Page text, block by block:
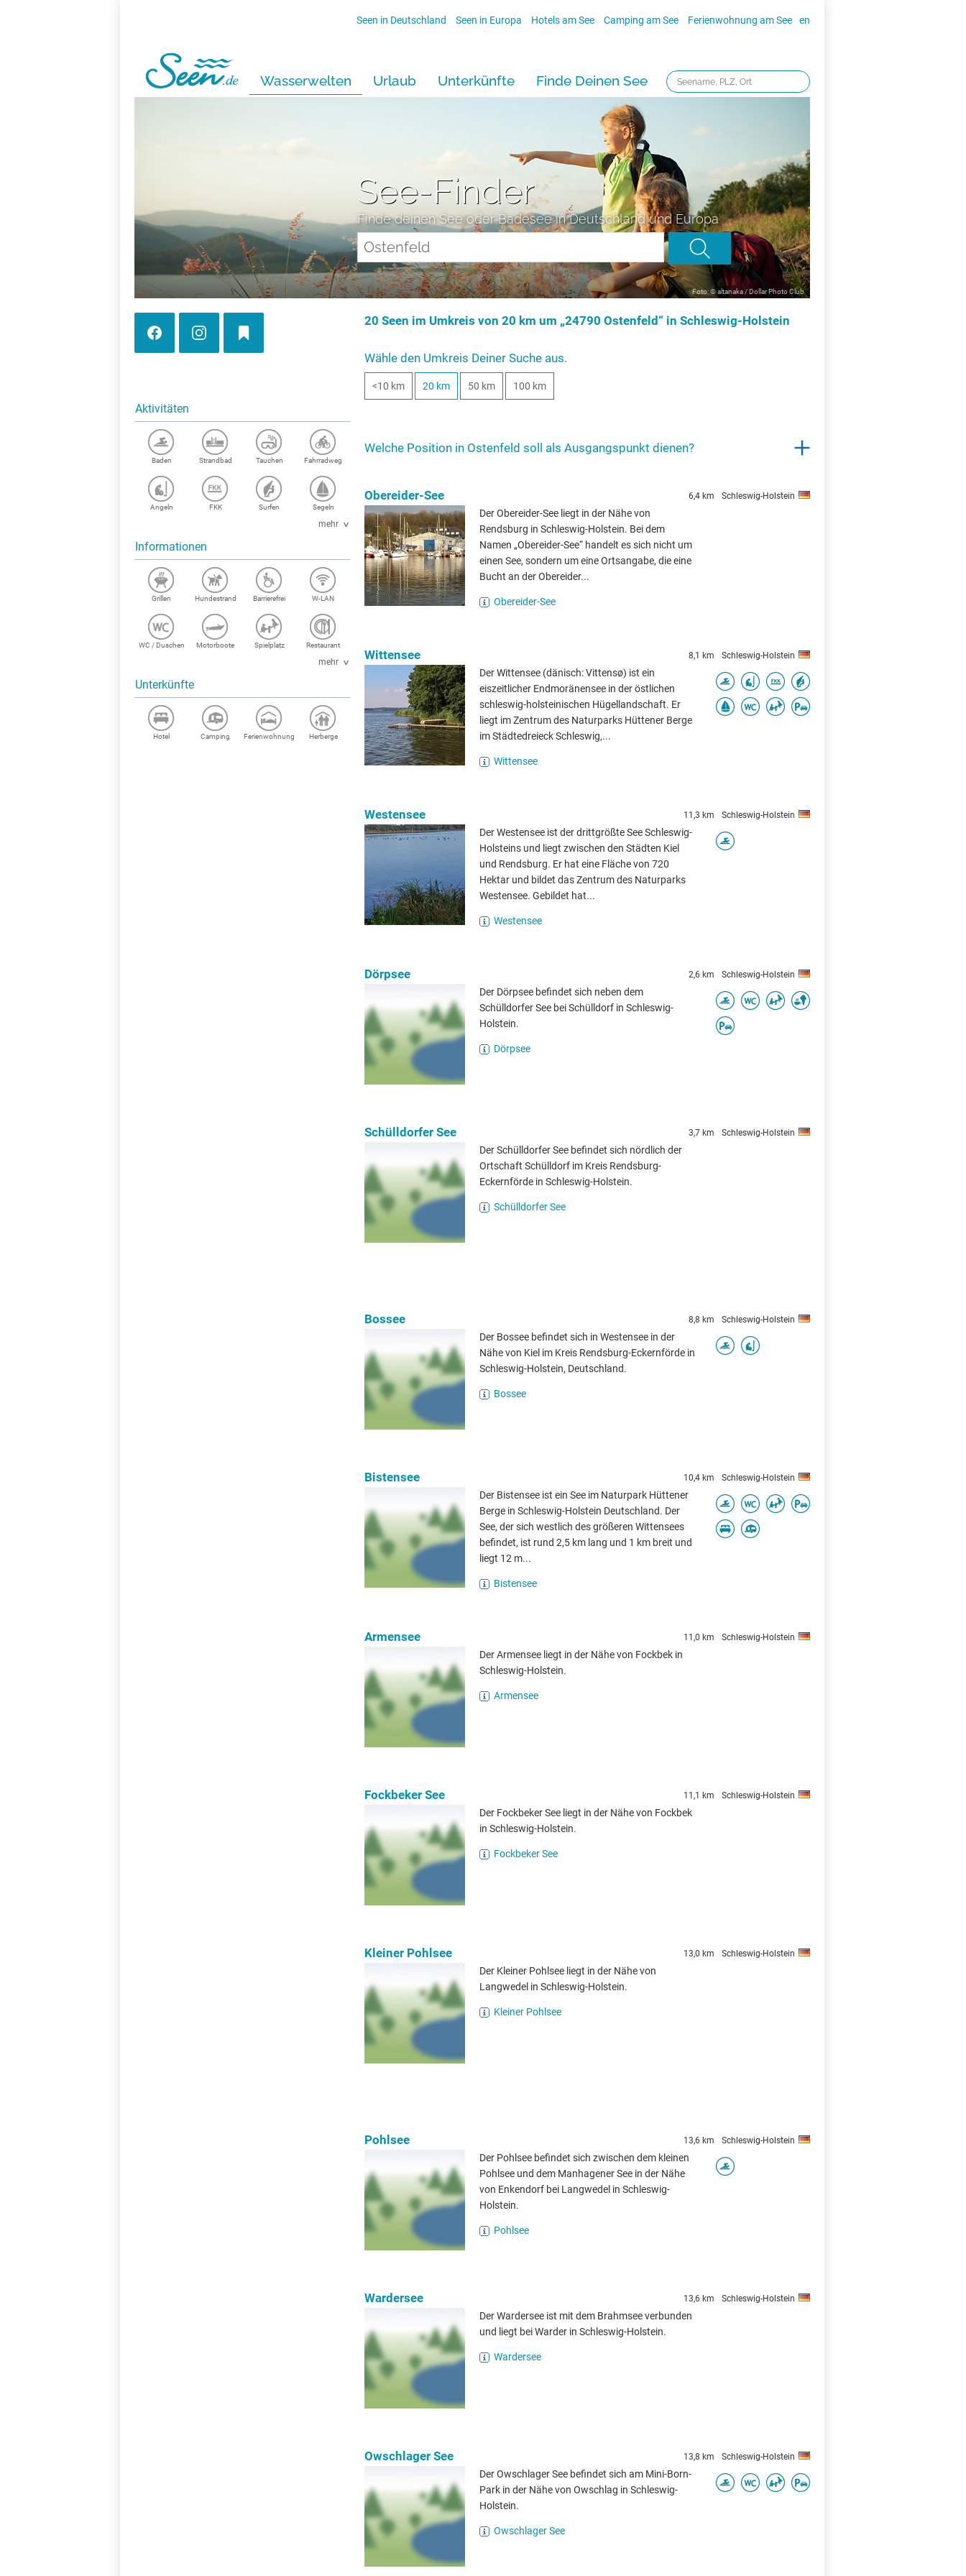
Seen in Deutschland Seen in Europa Hotels am See Camping am See Ferienwohnung am See en
Wasserwelten Urlaub Unterkünfte Finde Deinen See
See-Finder
Finde deinen See oder Badesee in Deutschland und Europa
Foto: © altanaka / Dollar Photo Club
Aktivitäten
Baden Strandbad Tauchen Fahrradweg
Angeln FKK Surfen Segeln
mehr
Informationen
Grillen Hundestrand Barrierefrei W-LAN
WC / Duschen Motorboote Spielplatz Restaurant
mehr
Unterkünfte
Hotel Camping Ferienwohnung Herberge
20 Seen im Umkreis von 20 km um „24790 Ostenfeld“ in Schleswig-Holstein
Wähle den Umkreis Deiner Suche aus.
<10 km 20 km 50 km 100 km
Welche Position in Ostenfeld soll als Ausgangspunkt dienen?
Obereider-See 6,4 km Schleswig-Holstein
Der Obereider-See liegt in der Nähe von
Rendsburg in Schleswig-Holstein. Bei dem
Namen „Obereider-See“ handelt es sich nicht um
einen See, sondern um eine Ortsangabe, die eine
Bucht an der Obereider...
Obereider-See
Wittensee 8,1 km Schleswig-Holstein
Der Wittensee (dänisch: Vittensø) ist ein
eiszeitlicher Endmoränensee in der östlichen
schleswig-holsteinischen Hügellandschaft. Er
liegt im Zentrum des Naturparks Hüttener Berge
im Städtedreieck Schleswig,...
Wittensee
Westensee 11,3 km Schleswig-Holstein
Der Westensee ist der drittgrößte See Schleswig-
Holsteins und liegt zwischen den Städten Kiel
und Rendsburg. Er hat eine Fläche von 720
Hektar und bildet das Zentrum des Naturparks
Westensee. Gebildet hat...
Westensee
Dörpsee 2,6 km Schleswig-Holstein
Der Dörpsee befindet sich neben dem
Schülldorfer See bei Schülldorf in Schleswig-
Holstein.
Dörpsee
Schülldorfer See 3,7 km Schleswig-Holstein
Der Schülldorfer See befindet sich nördlich der
Ortschaft Schülldorf im Kreis Rendsburg-
Eckernförde in Schleswig-Holstein.
Schülldorfer See
Bossee 8,8 km Schleswig-Holstein
Der Bossee befindet sich in Westensee in der
Nähe von Kiel im Kreis Rendsburg-Eckernförde in
Schleswig-Holstein, Deutschland.
Bossee
Bistensee 10,4 km Schleswig-Holstein
Der Bistensee ist ein See im Naturpark Hüttener
Berge in Schleswig-Holstein Deutschland. Der
See, der sich westlich des größeren Wittensees
befindet, ist rund 2,5 km lang und 1 km breit und
liegt 12 m...
Bistensee
Armensee 11,0 km Schleswig-Holstein
Der Armensee liegt in der Nähe von Fockbek in
Schleswig-Holstein.
Armensee
Fockbeker See 11,1 km Schleswig-Holstein
Der Fockbeker See liegt in der Nähe von Fockbek
in Schleswig-Holstein.
Fockbeker See
Kleiner Pohlsee 13,0 km Schleswig-Holstein
Der Kleiner Pohlsee liegt in der Nähe von
Langwedel in Schleswig-Holstein.
Kleiner Pohlsee
Pohlsee 13,6 km Schleswig-Holstein
Der Pohlsee befindet sich zwischen dem kleinen
Pohlsee und dem Manhagener See in der Nähe
von Enkendorf bei Langwedel in Schleswig-
Holstein.
Pohlsee
Wardersee 13,6 km Schleswig-Holstein
Der Wardersee ist mit dem Brahmsee verbunden
und liegt bei Warder in Schleswig-Holstein.
Wardersee
Owschlager See 13,8 km Schleswig-Holstein
Der Owschlager See befindet sich am Mini-Born-
Park in der Nähe von Owschlag in Schleswig-
Holstein.
Owschlager See